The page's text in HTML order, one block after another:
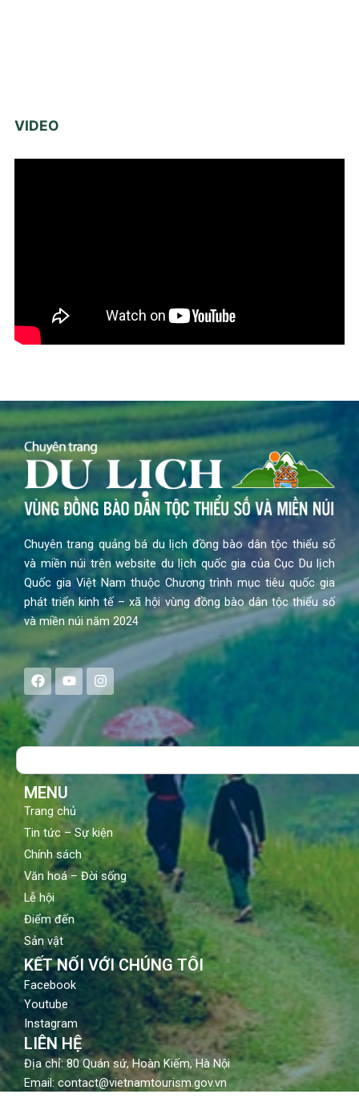
VIDEO
Chuyên trang quảng bá du lịch đồng bào dân tộc thiểu số
và miền núi trên website du lịch quốc gia của Cục Du lịch
Quốc gia Việt Nam thuộc Chương trình mục tiêu quốc gia
phát triển kinh tế – xã hội vùng đồng bào dân tộc thiểu số
và miền núi năm 2024
F
a
c
e
b
o
Y
o
u
t
u
b
I
n
s
a
g
Search
MENU
Trang chủ
Tin tức – Sự kiện
Chính sách
Văn hoá – Đời sống
Lễ hội
Điểm đến
Sản vật
KẾT NỐI VỚI CHÚNG TÔI
Facebook
Youtube
Instagram
LIÊN HỆ
Địa chỉ: 80 Quán sứ, Hoàn Kiếm, Hà Nội
Email: contact@vietnamtourism.gov.vn